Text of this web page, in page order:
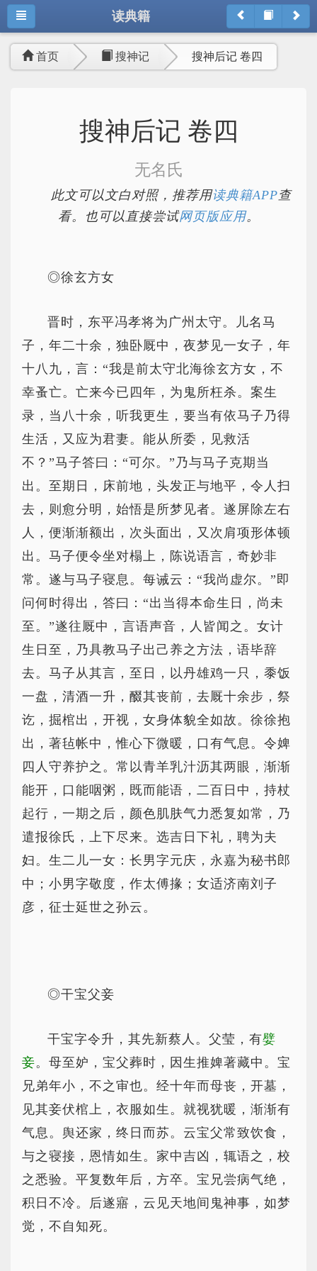
读典籍
首页 搜神记 搜神后记 卷四
搜神后记 卷四
无名氏
此文可以文白对照，推荐用读典籍APP查
看。也可以直接尝试网页版应用。
◎徐玄方女
晋时，东平冯孝将为广州太守。儿名马
子，年二十余，独卧厩中，夜梦见一女子，年
十八九，言：“我是前太守北海徐玄方女，不
幸蚤亡。亡来今已四年，为鬼所枉杀。案生
录，当八十余，听我更生，要当有依马子乃得
生活，又应为君妻。能从所委，见救活
不？”马子答曰：“可尔。”乃与马子克期当
出。至期日，床前地，头发正与地平，令人扫
去，则愈分明，始悟是所梦见者。遂屏除左右
人，便渐渐额出，次头面出，又次肩项形体顿
出。马子便令坐对榻上，陈说语言，奇妙非
常。遂与马子寝息。每诫云：“我尚虚尔。”即
问何时得出，答曰：“出当得本命生日，尚未
至。”遂往厩中，言语声音，人皆闻之。女计
生日至，乃具教马子出己养之方法，语毕辞
去。马子从其言，至日，以丹雄鸡一只，黍饭
一盘，清酒一升，醊其丧前，去厩十余步，祭
讫，掘棺出，开视，女身体貌全如故。徐徐抱
出，著毡帐中，惟心下微暖，口有气息。令婢
四人守养护之。常以青羊乳汁沥其两眼，渐渐
能开，口能咽粥，既而能语，二百日中，持杖
起行，一期之后，颜色肌肤气力悉复如常，乃
遣报徐氏，上下尽来。选吉日下礼，聘为夫
妇。生二儿一女：长男字元庆，永嘉为秘书郎
中；小男字敬度，作太傅掾；女适济南刘子
彦，征士延世之孙云。
◎干宝父妾
干宝字令升，其先新蔡人。父莹，有嬖
妾。母至妒，宝父葬时，因生推婢著藏中。宝
兄弟年小，不之审也。经十年而母丧，开墓，
见其妾伏棺上，衣服如生。就视犹暖，渐渐有
气息。舆还家，终日而苏。云宝父常致饮食，
与之寝接，恩情如生。家中吉凶，辄语之，校
之悉验。平复数年后，方卒。宝兄尝病气绝，
积日不冷。后遂寤，云见天地间鬼神事，如梦
觉，不自知死。